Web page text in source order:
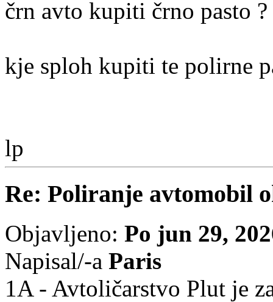
črn avto kupiti črno pasto
kje sploh kupiti te polirne
lp
Re: Poliranje avtomobil
Objavljeno: Po jun 29,
Napisal/-a Paris
1A - Avtoličarstvo Plut je